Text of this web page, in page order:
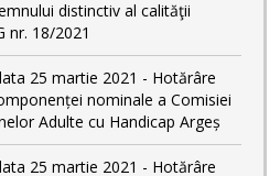
distinctiv al calităţii
nr. 18/2021
25 martie 2021 - Hotărâre
nominale a Comisiei
Adulte cu Handicap Argeș
25 martie 2021 - Hotărâre